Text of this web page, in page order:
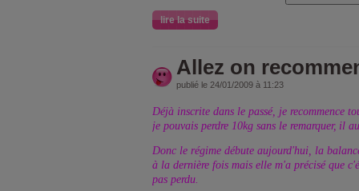
lire la suite
Allez on
publié le 24/01/2009 à 11:23
Déjà inscrite dans le passé, je recommence
je pouvais perdre 10kg sans le remarquer, il
Donc le régime débute aujourd'hui, la
à la dernière fois mais elle m'a précisé que
pas perdu.